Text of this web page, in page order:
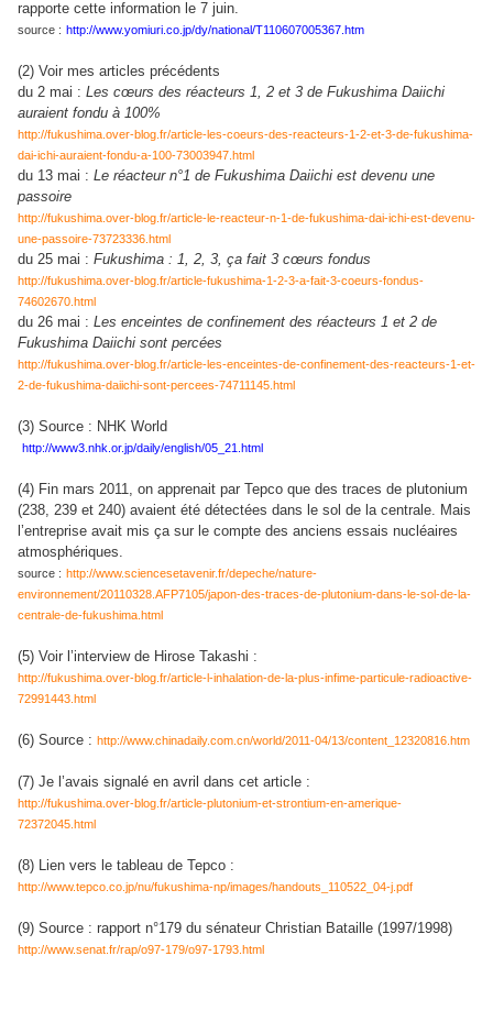
rapporte cette information le 7 juin.
source : http://www.yomiuri.co.jp/dy/national/T110607005367.htm
(2) Voir mes articles précédents
du 2 mai : Les cœurs des réacteurs 1, 2 et 3 de Fukushima Daiichi
auraient fondu à 100%
http://fukushima.over-blog.fr/article-les-coeurs-des-reacteurs-1-2-et-3-de-fukushima-
dai-ichi-auraient-fondu-a-100-73003947.html
du 13 mai : Le réacteur n°1 de Fukushima Daiichi est devenu une
passoire
http://fukushima.over-blog.fr/article-le-reacteur-n-1-de-fukushima-dai-ichi-est-devenu-
une-passoire-73723336.html
du 25 mai : Fukushima : 1, 2, 3, ça fait 3 cœurs fondus
http://fukushima.over-blog.fr/article-fukushima-1-2-3-a-fait-3-coeurs-fondus-
74602670.html
du 26 mai : Les enceintes de confinement des réacteurs 1 et 2 de
Fukushima Daiichi sont percées
http://fukushima.over-blog.fr/article-les-enceintes-de-confinement-des-reacteurs-1-et-
2-de-fukushima-daiichi-sont-percees-74711145.html
(3) Source : NHK World
http://www3.nhk.or.jp/daily/english/05_21.html
(4) Fin mars 2011, on apprenait par Tepco que des traces de plutonium
(238, 239 et 240) avaient été détectées dans le sol de la centrale. Mais
l’entreprise avait mis ça sur le compte des anciens essais nucléaires
atmosphériques.
source : http://www.sciencesetavenir.fr/depeche/nature-
environnement/20110328.AFP7105/japon-des-traces-de-plutonium-dans-le-sol-de-la-
centrale-de-fukushima.html
(5) Voir l’interview de Hirose Takashi :
http://fukushima.over-blog.fr/article-l-inhalation-de-la-plus-infime-particule-radioactive-
72991443.html
(6) Source : http://www.chinadaily.com.cn/world/2011-04/13/content_12320816.htm
(7) Je l’avais signalé en avril dans cet article :
http://fukushima.over-blog.fr/article-plutonium-et-strontium-en-amerique-
72372045.html
(8) Lien vers le tableau de Tepco :
http://www.tepco.co.jp/nu/fukushima-np/images/handouts_110522_04-j.pdf
(9) Source : rapport n°179 du sénateur Christian Bataille (1997/1998)
http://www.senat.fr/rap/o97-179/o97-1793.html